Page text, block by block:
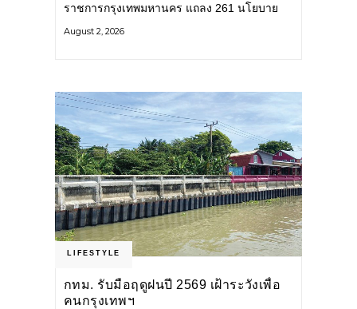
ราชการกรุงเทพมหานคร แถลง 261 นโยบาย
ยุทธศาสตร์ จัดทำตัวชี้วัด
August 2, 2026
LIFESTYLE
กทม. รับมือฤดูฝนปี 2569 เฝ้าระวังเพื่อ
คนกรุงเทพฯ